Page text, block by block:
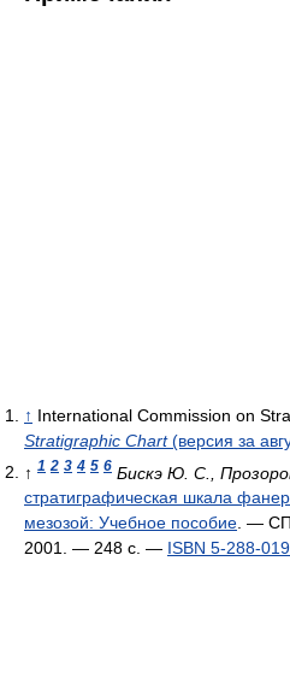
↑ International Commission on
Stratigraphic Chart(версия за
↑ 1 2 3 4 5 6 Бискэ Ю. С.,
стратиграфическая шкала
мезозой: Учебное пособие. —
2001. — 248 с. — ISBN 5-288-